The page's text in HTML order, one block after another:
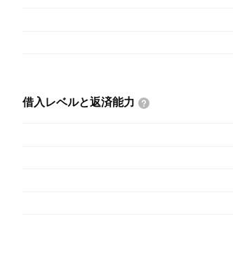
借入レベルと返済能力